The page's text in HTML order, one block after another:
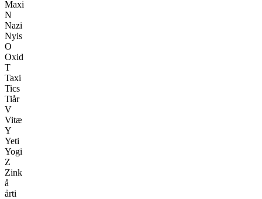
Maxi
N
Nazi
Nyis
O
Oxid
T
Taxi
Tics
Tiår
V
Vitæ
Y
Yeti
Yogi
Z
Zink
å
årti